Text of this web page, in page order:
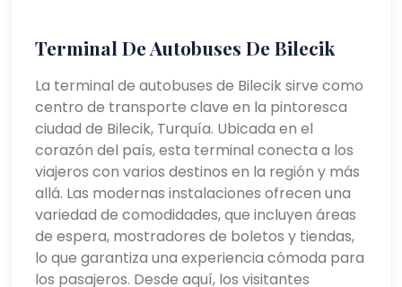
Terminal De Autobuses De Bilecik
La terminal de autobuses de Bilecik sirve como
centro de transporte clave en la pintoresca
ciudad de Bilecik, Turquía. Ubicada en el
corazón del país, esta terminal conecta a los
viajeros con varios destinos en la región y más
allá. Las modernas instalaciones ofrecen una
variedad de comodidades, que incluyen áreas
de espera, mostradores de boletos y tiendas,
lo que garantiza una experiencia cómoda para
los pasajeros. Desde aquí, los visitantes